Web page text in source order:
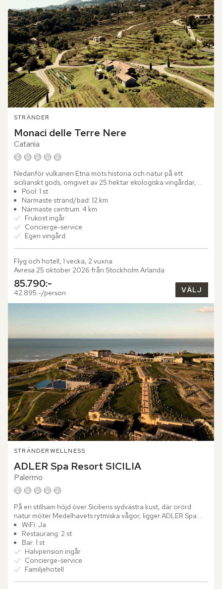
STRÄNDER
Monaci delle Terre Nere
Catania
Nedanför vulkanen Etna möts historia och natur på ett
sicilianskt gods, omgivet av 25 hektar ekologiska vingårdar,
olivlundar och fruktträd. Här har Monaci delle Terre Nere
gett...
Pool: 1 st
Närmaste strand/bad: 12 km
Närmaste centrum: 4 km
Frukost ingår
Concierge-service
Egen vingård
Flyg och hotell, 1 vecka, 2 vuxna
Avresa 25 oktober 2026 från Stockholm Arlanda
85.790:-
42.895:-/person VÄLJ
STRÄNDERWELLNESS
ADLER Spa Resort SICILIA
Palermo
På en stillsam höjd över Siciliens sydvästra kust, där orörd
natur möter Medelhavets rytmiska vågor, ligger ADLER Spa
Resort SICILIA. Här låter du blicken sveper över...
WiFi: Ja
Restaurang: 2 st
Bar: 1 st
Halvpension ingår
Concierge-service
Familjehotell